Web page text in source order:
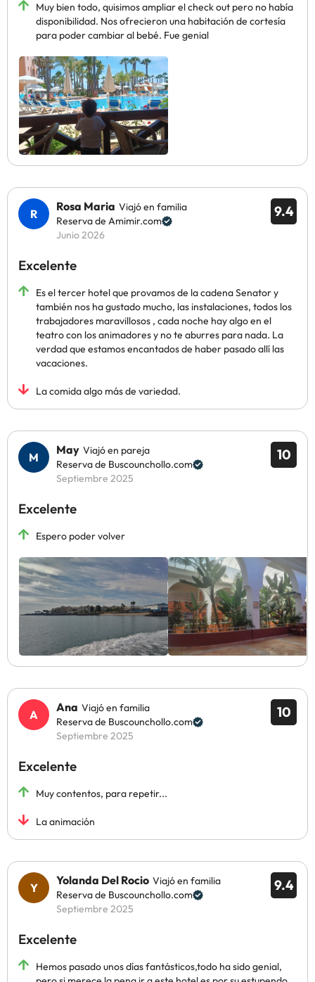
Muy bien todo, quisimos ampliar el check out pero no había
disponibilidad. Nos ofrecieron una habitación de cortesía
para poder cambiar al bebé. Fue genial
9.4
Rosa Maria Viajó en familia
Reserva de Amimir.com
Junio 2026
Excelente
Es el tercer hotel que provamos de la cadena Senator y
también nos ha gustado mucho, las instalaciones, todos los
trabajadores maravillosos , cada noche hay algo en el
teatro con los animadores y no te aburres para nada. La
verdad que estamos encantados de haber pasado allí las
vacaciones.
La comida algo más de variedad.
10
May Viajó en pareja
Reserva de Buscounchollo.com
Septiembre 2025
Excelente
Espero poder volver
10
Ana Viajó en familia
Reserva de Buscounchollo.com
Septiembre 2025
Excelente
Muy contentos, para repetir...
La animación
9.4
Yolanda Del Rocio Viajó en familia
Reserva de Buscounchollo.com
Septiembre 2025
Excelente
Hemos pasado unos días fantásticos,todo ha sido genial,